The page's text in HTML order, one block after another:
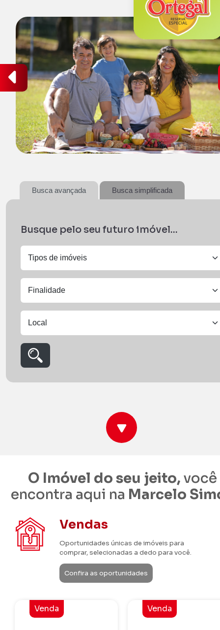
Busca avançada Busca simplificada
Busque pelo seu futuro imóvel...
O Imóvel do seu jeito, você
encontra aqui na Marcelo
Vendas
Oportunidades únicas de imóveis para
comprar, selecionadas a dedo para você.
Confira as oportunidades
Venda Venda